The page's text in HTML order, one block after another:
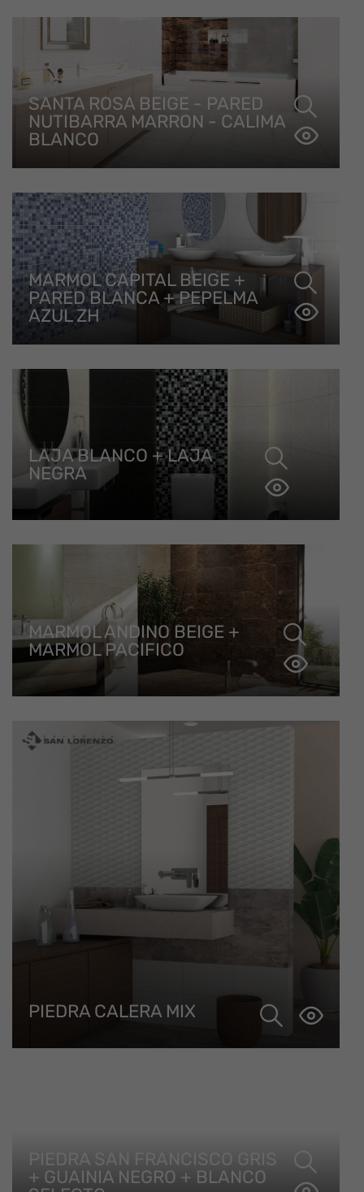
SANTA ROSA BEIGE - PARED
NUTIBARRA MARRON - CALIMA
BLANCO
MARMOL CAPITAL BEIGE +
PARED BLANCA + PEPELMA
AZUL ZH
LAJA BLANCO + LAJA
NEGRA
MARMOL ANDINO BEIGE +
MARMOL PACIFICO
PIEDRA CALERA MIX
PIEDRA SAN FRANCISCO GRIS
+ GUAINIA NEGRO + BLANCO